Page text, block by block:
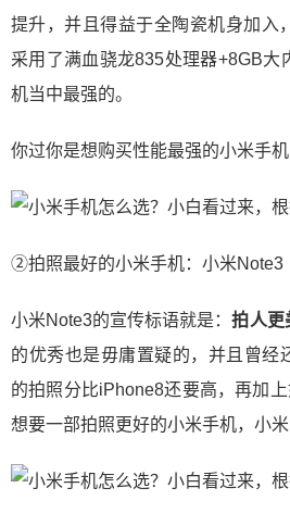
提升，并且得益于全陶瓷机身加入
采用了满血骁龙835处理器+8GB大
机当中最强的。
你过你是想购买性能最强的小米手机
②拍照最好的小米手机：小米Note3
小米Note3的宣传标语就是：拍人更
的优秀也是毋庸置疑的，并且曾经
的拍照分比iPhone8还要高，再加
想要一部拍照更好的小米手机，小米